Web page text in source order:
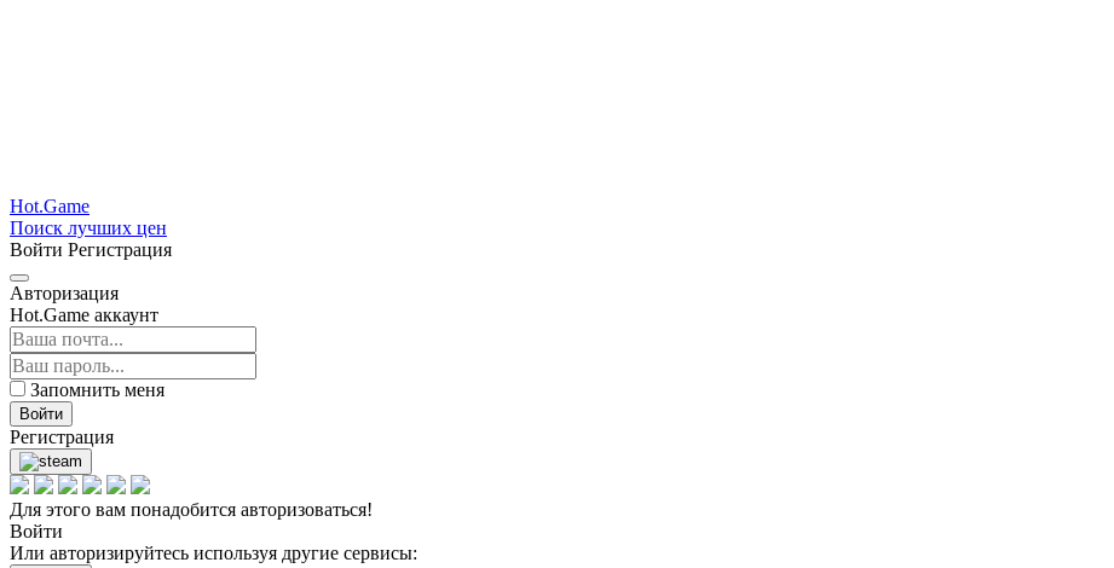
Hot.Game
Поиск лучших цен
Войти Регистрация
Авторизация
Hot.Game аккаунт
Запомнить меня
Войти
Регистрация
Для этого вам понадобится авторизоваться!
Войти
Или авторизируйтесь используя другие сервисы: